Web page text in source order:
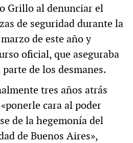
Grillo al denunciar el
de seguridad durante la
de este año y
oficial, que aseguraba
de los desmanes.
tres años atrás
cara al poder
de la hegemonía del
de Buenos Aires»,